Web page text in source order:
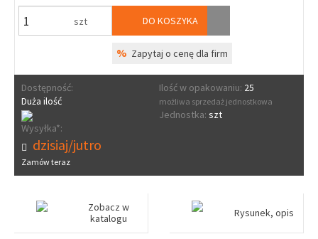
szt DO KOSZYKA
% Zapytaj o cenę dla firm
Dostępność:
Duża ilość
Ilość w opakowaniu: 25
możliwa sprzedaż jednostkowa
Jednostka: szt
Wysyłka*:
dzisiaj/jutro
Zamów teraz
Zobacz w
katalogu
Rysunek, opis